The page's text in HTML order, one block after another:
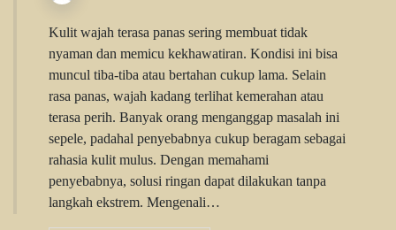
Kulit wajah terasa panas sering membuat tidak
nyaman dan memicu kekhawatiran. Kondisi ini bisa
muncul tiba-tiba atau bertahan cukup lama. Selain
rasa panas, wajah kadang terlihat kemerahan atau
terasa perih. Banyak orang menganggap masalah ini
sepele, padahal penyebabnya cukup beragam sebagai
rahasia kulit mulus. Dengan memahami
penyebabnya, solusi ringan dapat dilakukan tanpa
langkah ekstrem. Mengenali…